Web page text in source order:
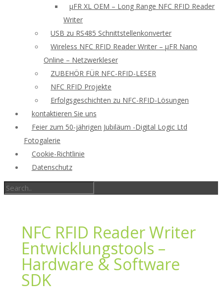
μFR XL OEM – Long Range NFC RFID Reader
Writer
USB zu RS485 Schnittstellenkonverter
Wireless NFC RFID Reader Writer – μFR Nano
Online – Netzwerkleser
ZUBEHÖR FÜR NFC-RFID-LESER
NFC RFID Projekte
Erfolgsgeschichten zu NFC-RFID-Lösungen
kontaktieren Sie uns
Feier zum 50-jährigen Jubiläum -Digital Logic Ltd
Fotogalerie
Cookie-Richtlinie
Datenschutz
NFC RFID Reader Writer
Entwicklungstools –
Hardware & Software
SDK